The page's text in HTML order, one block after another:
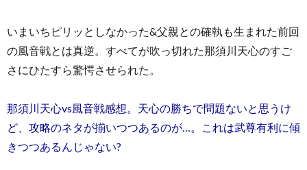
いまいちピリッとしなかった&父親との確執も生まれた前回
の風音戦とは真逆。すべてが吹っ切れた那須川天心のすご
さにひたすら驚愕させられた。
那須川天心vs風音戦感想。天心の勝ちで問題ないと思うけ
ど、攻略のネタが揃いつつあるのが…。これは武尊有利に傾
きつつあるんじゃない?